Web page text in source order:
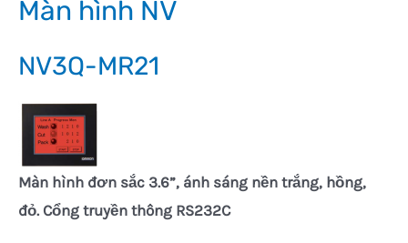
Màn hình NV
NV3Q-MR21
Màn hình đơn sắc 3.6”, ánh sáng nền trắng, hồng,
đỏ. Cổng truyền thông RS232C